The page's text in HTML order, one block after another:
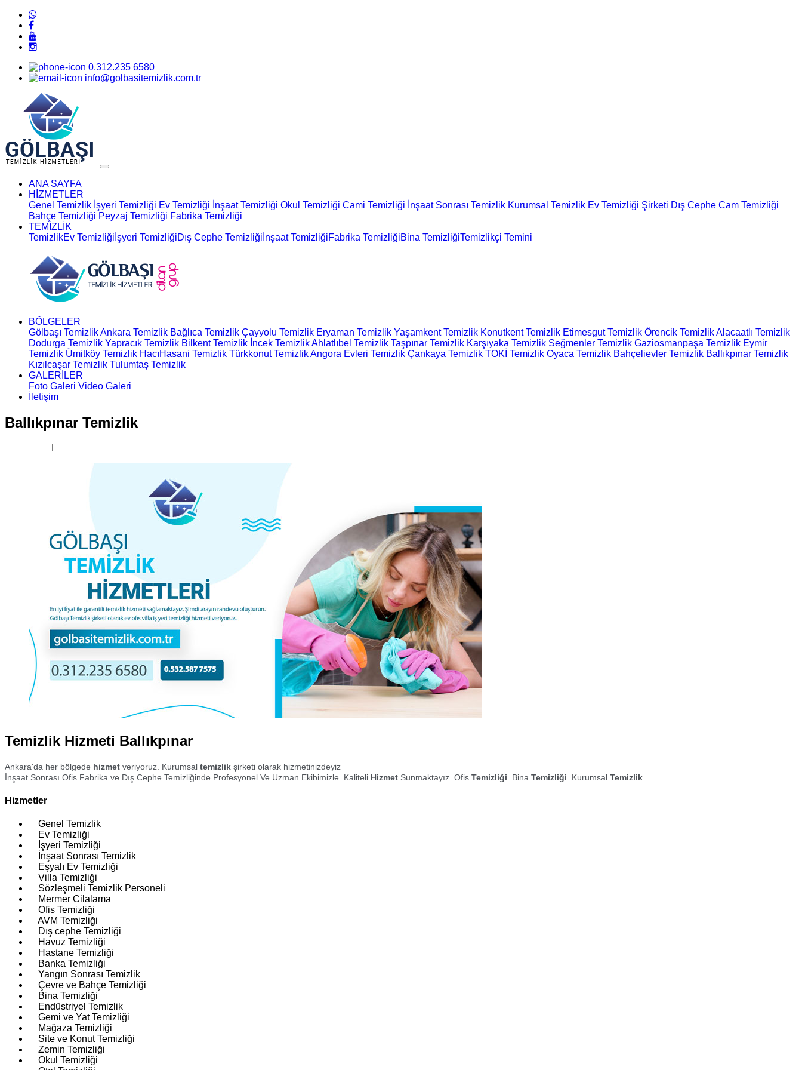
0.312.235 6580
info@golbasitemizlik.com.tr
ANA SAYFA
HİZMETLER
Genel Temizlik İşyeri Temizliği Ev Temizliği İnşaat Temizliği Okul Temizliği Cami Temizliği İnşaat Sonrası Temizlik Kurumsal Temizlik Ev Temizliği Şirketi Dış Cephe Cam Temizliği
Bahçe Temizliği Peyzaj Temizliği Fabrika Temizliği
TEMİZLİK
TemizlikEv Temizliği İşyeri TemizliğiDış Cephe Temizliği İnşaat TemizliğiFabrika TemizliğiBina TemizliğiTemizlikçi Temini
BÖLGELER
Gölbaşı TemizlikAnkara Temizlik Bağlıca Temizlik Çayyolu Temizlik Eryaman Temizlik Yaşamkent Temizlik Konutkent Temizlik Etimesgut Temizlik Örencik TemizlikAlacaatlı Temizlik
Dodurga Temizlik Yapracık Temizlik Bilkent Temizlik İncek TemizlikAhlatlıbel Temizlik Taşpınar Temizlik Karşıyaka Temizlik Seğmenler Temizlik Gaziosmanpaşa Temizlik Eymir
Temizlik Ümitköy Temizlik HacıHasani Temizlik Türkkonut TemizlikAngora Evleri Temizlik Çankaya Temizlik TOKİ Temizlik Oyaca Temizlik Bahçelievler Temizlik Ballıkpınar Temizlik
Kızılcaşar Temizlik Tulumtaş Temizlik
GALERİLER
Foto Galeri Video Galeri
İletişim
Ballıkpınar Temizlik
Temizlik Hizmeti Ballıkpınar
Ankara'da her bölgede hizmet veriyoruz. Kurumsal temizlik şirketi olarak hizmetinizdeyiz
İnşaat Sonrası Ofis Fabrika ve Dış Cephe Temizliğinde Profesyonel Ve Uzman Ekibimizle. Kaliteli Hizmet Sunmaktayız. Ofis Temizliği . Bina Temizliği . Kurumsal Temizlik
Hizmetler
Genel Temizlik
Ev Temizliği
İşyeri Temizliği
İnşaat Sonrası Temizlik
Eşyalı Ev Temizliği
Villa Temizliği
Sözleşmeli Temizlik Personeli
Mermer Cilalama
Ofis Temizliği
AVM Temizliği
Dış cephe Temizliği
Havuz Temizliği
Hastane Temizliği
Banka Temizliği
Yangın Sonrası Temizlik
Çevre ve Bahçe Temizliği
Bina Temizliği
Endüstriyel Temizlik
Gemi ve Yat Temizliği
Mağaza Temizliği
Site ve Konut Temizliği
Zemin Temizliği
Okul Temizliği